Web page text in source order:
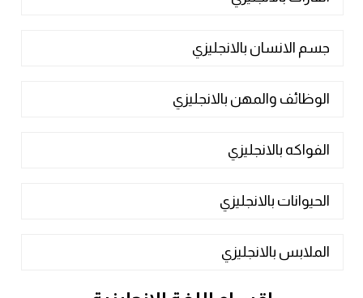
جسم الانسان بالانجليزي
الوظائف والمهن بالانجليزي
الفواكه بالانجليزي
الحيوانات بالانجليزي
الملابس بالانجليزي